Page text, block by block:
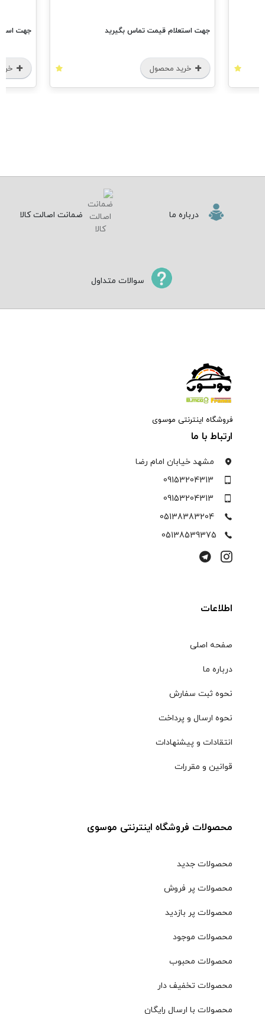
جهت استعلام قیمت تماس بگیرید
خرید محصول
جهت
درباره ما ضمانت اصالت کالا
سوالات متداول
فروشگاه اینترنتی موسوی
ارتباط با ما
مشهد خیابان امام رضا
09153204313
09153204313
05138383204
05138539375
اطلاعات
صفحه اصلی
درباره ما
نحوه ثبت سفارش
نحوه ارسال و پرداخت
انتقادات و پیشنهادات
قوانین و مقررات
محصولات فروشگاه اینترنتی موسوی
محصولات جدید
محصولات پر فروش
محصولات پر بازدید
محصولات موجود
محصولات محبوب
محصولات تخفیف دار
محصولات با ارسال رایگان